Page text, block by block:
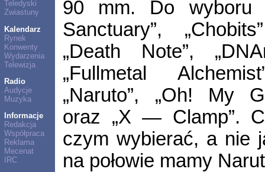
Teledyski
Zwiastuny
Kalendarz
Rynek
Konwenty
Wydarzenia
Telewizja
Radio
Audycje
Muzyka
Informacje
Redakcja
Współpraca
Reklama
Mecenat
IRC
90 mm. Do wyboru
Sanctuary”,
„Death Note”,
„Fullmetal
„Naruto”, „Oh! My
oraz „X — Clamp”.
czym wybierać, a nie
na połowie mamy